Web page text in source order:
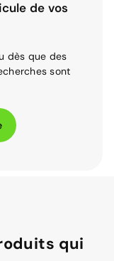
de vos
dès que des
sont
qui